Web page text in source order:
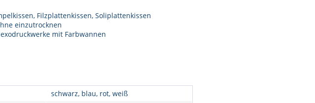
Filzplattenkissen, Soliplattenkissen
einzutrocknen
mit Farbwannen
schwarz, blau, rot, weiß